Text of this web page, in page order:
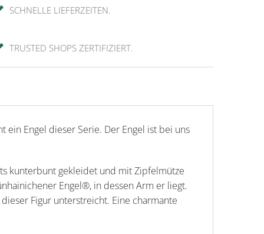
SCHNELLE LIEFERZEITEN.
TRUSTED SHOPS ZERTIFIZIERT.
ein Engel dieser Serie. Der Engel ist bei uns
kunterbunt gekleidet und mit Zipfelmütze
Engel®, in dessen Arm er liegt.
Figur unterstreicht. Eine charmante